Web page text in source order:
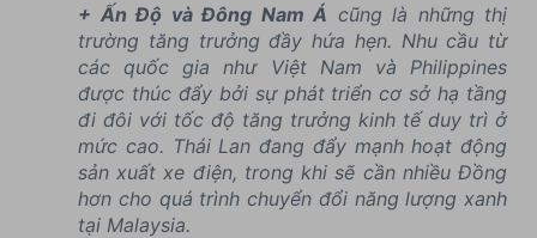
+ Ấn Độ và Đông Nam Á cũng là những thị
trường tăng trưởng đầy hứa hẹn. Nhu cầu từ
các quốc gia như Việt Nam và Philippines
được thúc đẩy bởi sự phát triển cơ sở hạ tầng
đi đôi với tốc độ tăng trưởng kinh tế duy trì ở
mức cao. Thái Lan đang đẩy mạnh hoạt động
sản xuất xe điện, trong khi sẽ cần nhiều Đồng
hơn cho quá trình chuyển đổi năng lượng xanh
tại Malaysia.